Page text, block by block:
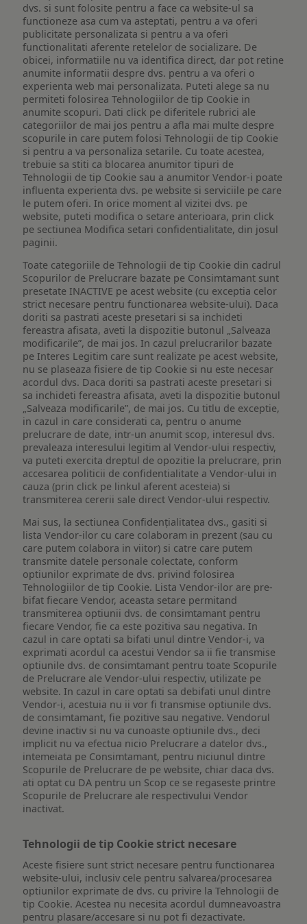
dvs. si sunt folosite pentru a face ca website-ul sa
functioneze asa cum va asteptati, pentru a va oferi
publicitate personalizata si pentru a va oferi
functionalitati aferente retelelor de socializare. De
obicei, informatiile nu va identifica direct, dar pot retine
anumite informatii despre dvs. pentru a va oferi o
experienta web mai personalizata. Puteti alege sa nu
permiteti folosirea Tehnologiilor de tip Cookie in
anumite scopuri. Dati click pe diferitele rubrici ale
categoriilor de mai jos pentru a afla mai multe despre
scopurile in care putem folosi Tehnologii de tip Cookie
si pentru a va personaliza setarile. Cu toate acestea,
trebuie sa stiti ca blocarea anumitor tipuri de
Tehnologii de tip Cookie sau a anumitor Vendor-i poate
influenta experienta dvs. pe website si serviciile pe care
le putem oferi. In orice moment al vizitei dvs. pe
website, puteti modifica o setare anterioara, prin click
pe sectiunea Modifica setari confidentialitate, din josul
paginii.
Toate categoriile de Tehnologii de tip Cookie din cadrul
Scopurilor de Prelucrare bazate pe Consimtamant sunt
presetate INACTIVE pe acest website (cu exceptia celor
strict necesare pentru functionarea website-ului). Daca
doriti sa pastrati aceste presetari si sa inchideti
fereastra afisata, aveti la dispozitie butonul „Salveaza
modificarile”, de mai jos. In cazul prelucrarilor bazate
pe Interes Legitim care sunt realizate pe acest website,
nu se plaseaza fisiere de tip Cookie si nu este necesar
acordul dvs. Daca doriti sa pastrati aceste presetari si
sa inchideti fereastra afisata, aveti la dispozitie butonul
„Salveaza modificarile”, de mai jos. Cu titlu de exceptie,
in cazul in care considerati ca, pentru o anume
prelucrare de date, intr-un anumit scop, interesul dvs.
prevaleaza interesului legitim al Vendor-ului respectiv,
va puteti exercita dreptul de opozitie la prelucrare, prin
accesarea politicii de confidentialitate a Vendor-ului in
cauza (prin click pe linkul aferent acesteia) si
transmiterea cererii sale direct Vendor-ului respectiv.
Mai sus, la sectiunea Confidențialitatea dvs., gasiti si
lista Vendor-ilor cu care colaboram in prezent (sau cu
care putem colabora in viitor) si catre care putem
transmite datele personale colectate, conform
optiunilor exprimate de dvs. privind folosirea
Tehnologiilor de tip Cookie. Lista Vendor-ilor are pre-
bifat fiecare Vendor, aceasta setare permitand
transmiterea optiunii dvs. de consimtamant pentru
fiecare Vendor, fie ca este pozitiva sau negativa. In
cazul in care optati sa bifati unul dintre Vendor-i, va
exprimati acordul ca acestui Vendor sa ii fie transmise
optiunile dvs. de consimtamant pentru toate Scopurile
de Prelucrare ale Vendor-ului respectiv, utilizate pe
website. In cazul in care optati sa debifati unul dintre
Vendor-i, acestuia nu ii vor fi transmise optiunile dvs.
de consimtamant, fie pozitive sau negative. Vendorul
devine inactiv si nu va cunoaste optiunile dvs., deci
implicit nu va efectua nicio Prelucrare a datelor dvs.,
intemeiata pe Consimtamant, pentru niciunul dintre
Scopurile de Prelucrare de pe website, chiar daca dvs.
ati optat cu DA pentru un Scop ce se regaseste printre
Scopurile de Prelucrare ale respectivului Vendor
inactivat.
Tehnologii de tip Cookie strict necesare
Aceste fisiere sunt strict necesare pentru functionarea
website-ului, inclusiv cele pentru salvarea/procesarea
optiunilor exprimate de dvs. cu privire la Tehnologii de
tip Cookie. Acestea nu necesita acordul dumneavoastra
pentru plasare/accesare si nu pot fi dezactivate.